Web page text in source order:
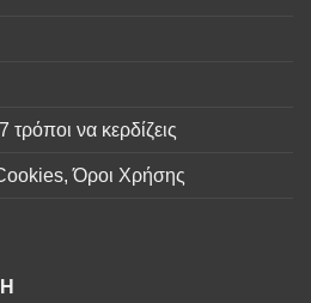
να κερδίζεις
Όροι Χρήσης